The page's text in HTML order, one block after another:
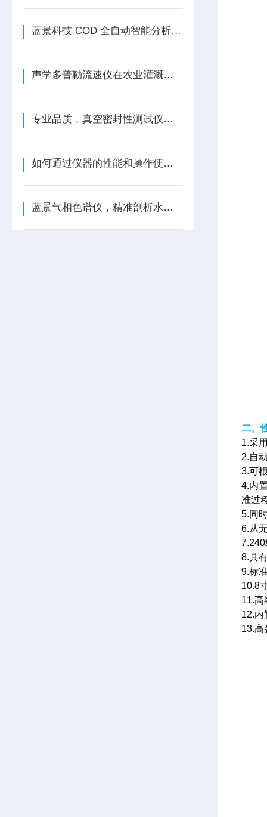
蓝景科技 COD 全自动智能分析工作站：严守检测标准，打造行-业-标-杆
声学多普勒流速仪在农业灌溉中的精准助力
专业品质，真空密封性测试仪值得托付
如何通过仪器的性能和操作便捷性来判断COD氨氮总磷总氮检测仪的优劣？
蓝景气相色谱仪，精准剖析水质密码
二、
1.采
2.自
3.可
4.内
准过
5.同
6.从
8.具
9.标
10.8
11.高
12.内
13.高